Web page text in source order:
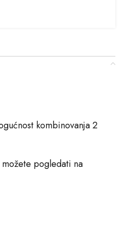
kombinovanja 2
pogledati na